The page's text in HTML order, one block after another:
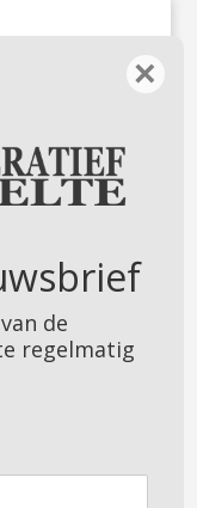
×
de
regelmatig